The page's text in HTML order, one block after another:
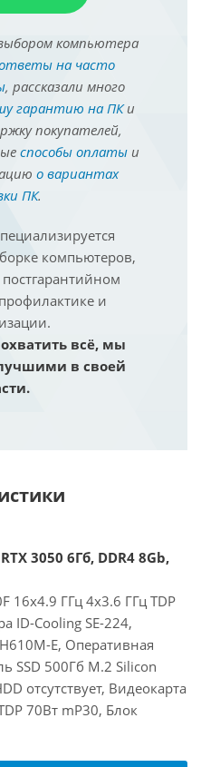
компьютера
на часто
, рассказали много
гарантию на ПКи
покупателей,
способы оплатыи
о вариантах
ПК.
компьютеров,
и
всё, мы
в своей
3050 6Гб, DDR4 8Gb,
16x4.9 ГГц 4x3.6 ГГц TDP
ID-Cooling SE-224,
E, Оперативная
SSD 500Гб M.2 Silicon
отсутствует, Видеокарта
70Вт mP30, Блок